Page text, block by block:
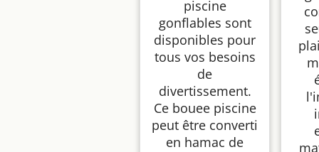
piscine
gonflables sont
disponibles pour
tous vos besoins
de
divertissement.
Ce bouee piscine
peut être converti
en hamac de